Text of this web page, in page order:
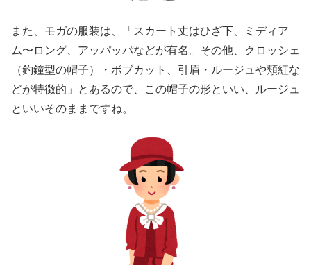
また、モガの服装は、「スカート丈はひざ下、ミディア
ム〜ロング、アッパッパなどが有名。その他、クロッシェ
（釣鐘型の帽子）・ボブカット、引眉・ルージュや頬紅な
どが特徴的」とあるので、この帽子の形といい、ルージュ
といいそのままですね。